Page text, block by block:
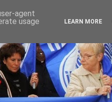
agent
usage
LEARN MORE